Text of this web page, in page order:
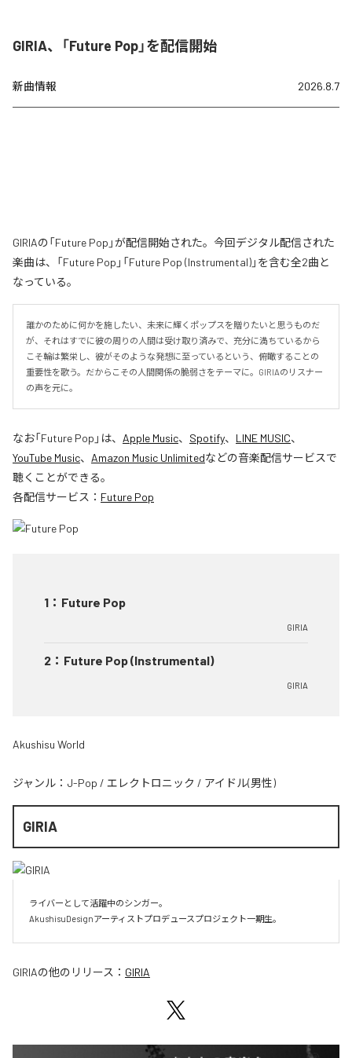
GIRIA、「Future Pop」を配信開始
新曲情報 2026.8.7
GIRIAの「Future Pop」が配信開始された。今回デジタル配信された
楽曲は、「Future Pop」「Future Pop (Instrumental)」を含む全2曲と
なっている。
誰かのために何かを施したい、未来に輝くポップスを贈りたいと思うものだ
が、それはすでに彼の周りの人間は受け取り済みで、充分に満ちているから
こそ輪は繁栄し、彼がそのような発想に至っているという、俯瞰することの
重要性を歌う。だからこその人間関係の脆弱さをテーマに。GIRIAのリスナー
の声を元に。
なお「Future Pop 」は、 Apple Music、 Spotify、 LINE MUSIC、
YouTube Music、 Amazon Music Unlimitedなどの音楽配信サービスで
聴くことができる。
各配信サービス： Future Pop
1 ： Future Pop
GIRIA
2 ： Future Pop (Instrumental)
GIRIA
Akushisu World
ジャンル： J-Pop / エレクトロニック / アイドル(男性)
GIRIA
ライバーとして活躍中のシンガー。
AkushisuDesignアーティストプロデュースプロジェクト一期生。
GIRIAの他のリリース： GIRIA